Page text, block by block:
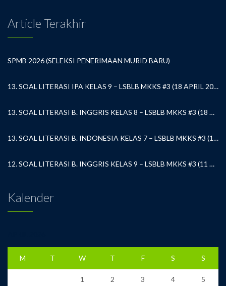
Article Terakhir
SPMB 2026 (SELEKSI PENERIMAAN MURID BARU)
13. SOAL LITERASI IPA KELAS 9 – LSBLB MKKS #3 (18 APRIL 2026)
13. SOAL LITERASI B. INGGRIS KELAS 8 – LSBLB MKKS #3 (18 APRIL 2026)
13. SOAL LITERASI B. INDONESIA KELAS 7 – LSBLB MKKS #3 (18 APRIL 2026)
12. SOAL LITERASI B. INGGRIS KELAS 9 – LSBLB MKKS #3 (11 APRIL 2026)
Kalender
M T W T F S S
1 2 3 4 5